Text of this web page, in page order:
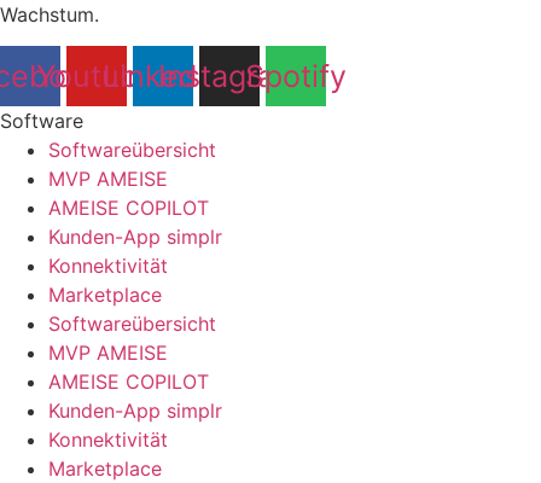
Wachstum.
YoutubeLinkedin
Instagram
Spotify
Software
Softwareübersicht
MVP AMEISE
AMEISE COPILOT
Kunden-App simplr
Konnektivität
Marketplace
Softwareübersicht
MVP AMEISE
AMEISE COPILOT
Kunden-App simplr
Konnektivität
Marketplace